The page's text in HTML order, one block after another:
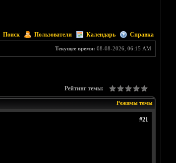
Поиск Пользователи Календарь Справка
Текущее время: 08-08-2026, 06:15 AM
Рейтинг темы:
Режимы темы
#21